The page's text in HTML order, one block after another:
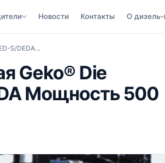
Новости Контакты О дизель-
S/DEDA…
Geko® Die
Мощность 500